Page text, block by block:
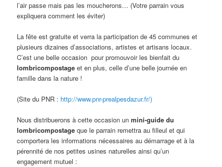
l’air passe mais pas les moucherons… (Votre parrain vous
expliquera comment les éviter)
La fête est gratuite et verra la participation de 45 communes et
plusieurs dizaines d’associations, artistes et artisans locaux.
C’est une belle occasion pour promouvoir les bienfait du
lombricompostage et en plus, celle d’une belle journée en
famille dans la nature !
(Site du PNR : http://www.pnr-prealpesdazur.fr/)
Nous distribuerons à cette occasion unmini-guide du
lombricompostage que le parrain remettra au filleul et qui
comportera les informations nécessaires au démarrage et à la
pérennité de nos petites usines naturelles ainsi qu’un
engagement mutuel :